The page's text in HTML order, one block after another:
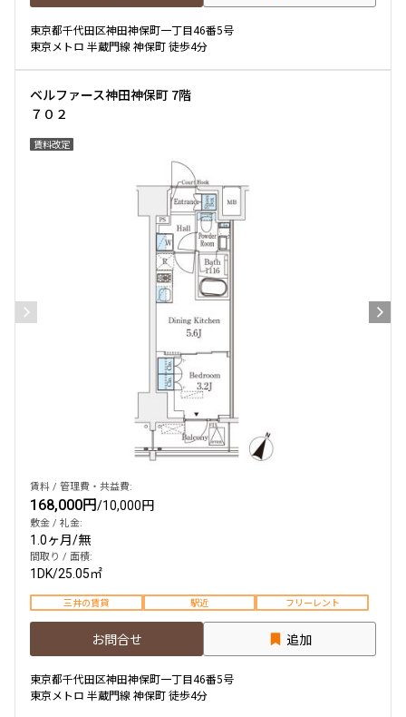
東京都千代田区神田神保町一丁目46番5号
東京メトロ 半蔵門線 神保町 徒歩4分
ベルファース神田神保町 7階
７０２
賃料改定
賃料 / 管理費・共益費:
168,000円/10,000円
敷金 / 礼金:
1.0ヶ月/無
間取り / 面積:
1DK/25.05㎡
三井の賃貸 駅近 フリーレント
お問合せ 追加
東京都千代田区神田神保町一丁目46番5号
東京メトロ 半蔵門線 神保町 徒歩4分